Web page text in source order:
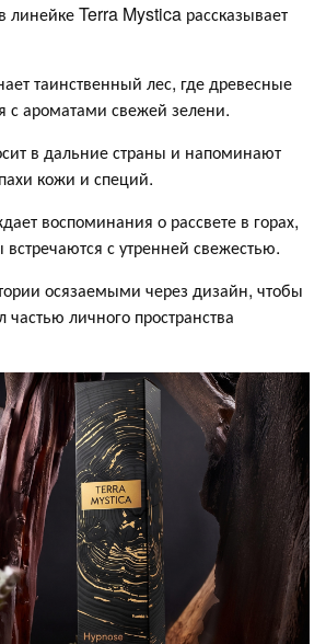
Terra Mystica рассказывает
таинственный лес, где древесные
с ароматами свежей зелени.
в дальние страны и напоминают
кожи и специй.
воспоминания о рассвете в горах,
с утренней свежестью.
осязаемыми через дизайн, чтобы
личного пространства